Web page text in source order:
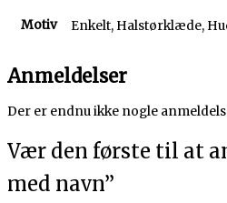
Motiv Enkelt, Halstørklæde,
Anmeldelser
Der er endnu ikke nogle
Vær den første til at
med navn”